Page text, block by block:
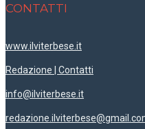
CONTATTI
www.ilviterbese.it
Redazione | Contatti
info@ilviterbese.it